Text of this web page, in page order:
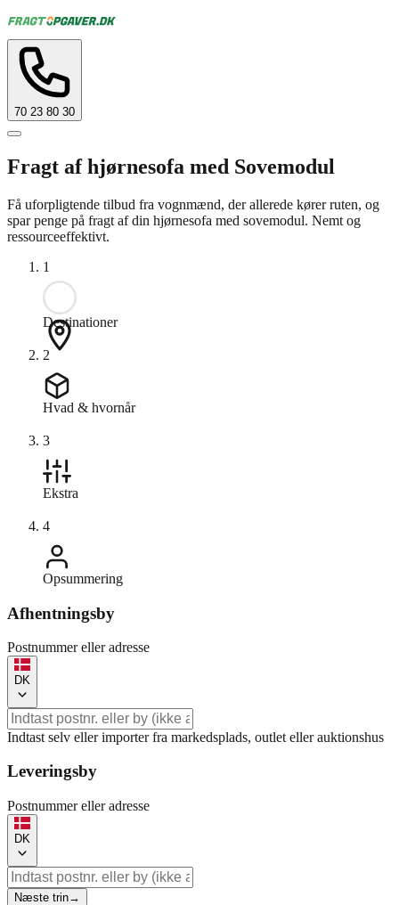
70 23 80 30
Fragt af hjørnesofa med Sovemodul
Få uforpligtende tilbud fra vognmænd, der allerede kører ruten, og
spar penge på fragt af din hjørnesofa med sovemodul. Nemt og
ressourceeffektivt.
1
Destinationer
2
Hvad & hvornår
3
Ekstra
4
Opsummering
Afhentningsby
Postnummer eller adresse
DK
Indtast selv eller importer fra markedsplads, outlet eller auktionshus
Leveringsby
Postnummer eller adresse
DK
Næste trin→